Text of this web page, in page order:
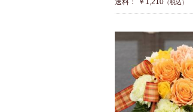
送料： ￥1,210 （税込）